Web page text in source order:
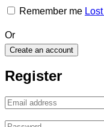
Remember me
Or
Create an account
Register